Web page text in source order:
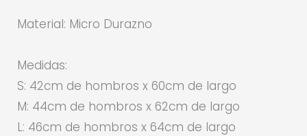
Material: Micro Durazno
Medidas:
S: 42cm de hombros x 60cm de largo
M: 44cm de hombros x 62cm de largo
L: 46cm de hombros x 64cm de largo